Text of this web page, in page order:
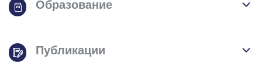
Образование
Публикации